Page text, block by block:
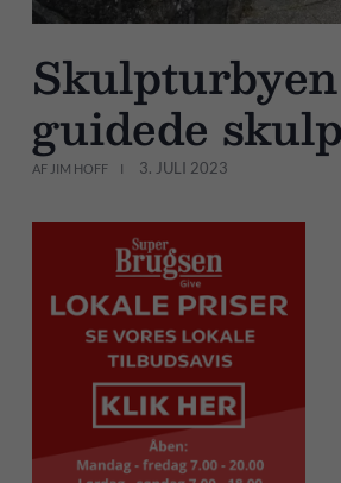
guidede
AF JIM HOFF 3. JULI 2023